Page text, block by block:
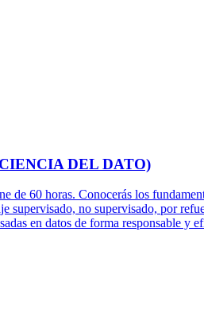
DEL DATO)
60 horas. Conocerás los
no supervisado, por
en datos de forma responsable y